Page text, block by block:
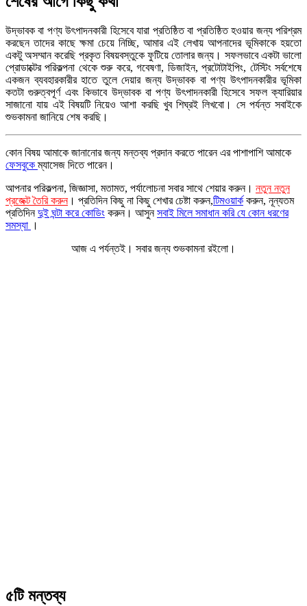
উদ্ভাবক বা পণ্য উৎপাদনকারী হিসেবে যারা প্রতিষ্ঠিত বা প্রতিষ্ঠিত হওয়ার জন্য পরিশ্রম
করছেন তাদের কাছে ক্ষমা চেয়ে নিচ্ছি, আমার এই লেখায় আপনাদের ভূমিকাকে হয়তো
একটু অসম্মান করেছি প্রকৃত বিষয়বস্তুকে ফুটিয়ে তোলার জন্য। সফলভাবে একটা ভালো
প্রোডাক্টের পরিকল্পনা থেকে শুরু করে, গবেষণা, ডিজাইন, প্রটোটাইপিং, টেস্টিং সর্বশেষে
একজন ব্যবহারকারীর হাতে তুলে দেয়ার জন্য উদ্ভাবক বা পণ্য উৎপাদনকারীর ভূমিকা
কতটা গুরুত্বপূর্ণ এবং কিভাবে উদ্ভাবক বা পণ্য উৎপাদনকারী হিসেবে সফল ক্যারিয়ার
সাজানো যায় এই বিষয়টি নিয়েও আশা করছি খুব শিঘ্রই লিখবো। সে পর্যন্ত সবাইকে
শুভকামনা জানিয়ে শেষ করছি।
কোন বিষয় আমাকে জানানোর জন্য মন্তব্য প্রদান করতে পারেন এর পাশাপাশি আমাকে
ফেসবুকেম্যাসেজ দিতে পারেন।
আপনার পরিকল্পনা, জিজ্ঞাসা, মতামত, পর্যালোচনা সবার সাথে শেয়ার করুন। নতুন নতুন
প্রজেক্ট তৈরি করুন। প্রতিদিন কিছু না কিছু শেখার চেষ্টা করুন,টিমওয়ার্ক করুন, নূন্যতম
প্রতিদিনদুই ঘন্টা করে কোডিং করুন। আসুনসবাই মিলে সমাধান করি যে কোন ধরণের
সমস্যা ।
আজ এ পর্যন্তই। সবার জন্য শুভকামনা রইলো।
৫টি মন্তব্য